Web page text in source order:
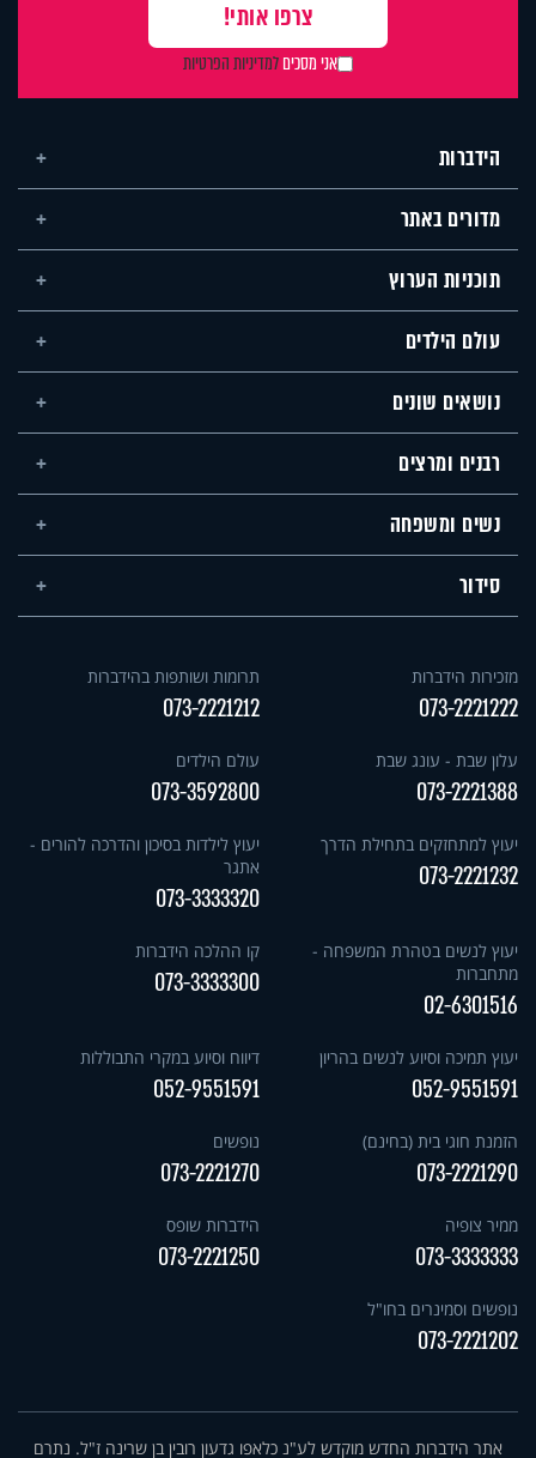
אני מסכיםלמדיניות הפרטיות
הידברות
מדורים באתר
תוכניות הערוץ
עולם הילדים
נושאים שונים
רבנים ומרצים
נשים ומשפחה
סידור
מזכירות הידברות
073-2221222
תרומות ושותפות בהידברות
073-2221212
עלון שבת - עונג שבת
073-2221388
עולם הילדים
073-3592800
יעוץ למתחזקים בתחילת הדרך
073-2221232
יעוץ לילדות בסיכון והדרכה להורים -
אתגר
073-3333320
יעוץ לנשים בטהרת המשפחה -
מתחברות
02-6301516
קו ההלכה הידברות
073-3333300
יעוץ תמיכה וסיוע לנשים בהריון
052-9551591
דיווח וסיוע במקרי התבוללות
052-9551591
הזמנת חוגי בית (בחינם)
073-2221290
נופשים
073-2221270
ממיר צופיה
073-3333333
הידברות שופס
073-2221250
נופשים וסמינרים בחו"ל
073-2221202
אתר הידברות החדש מוקדש לע"נ כלאפו גדעון רובין בן שרינה ז"ל. נתרם